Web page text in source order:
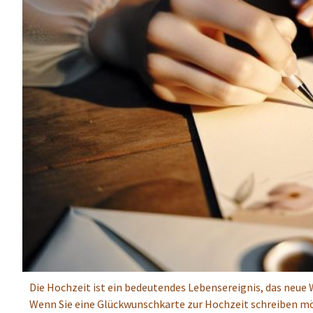
Die Hochzeit ist ein bedeutendes Lebensereignis, das
Wenn Sie eine Glückwunschkarte zur Hochzeit schreiben